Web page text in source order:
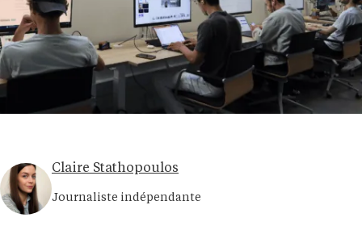
Claire Stathopoulos
Journaliste indépendante